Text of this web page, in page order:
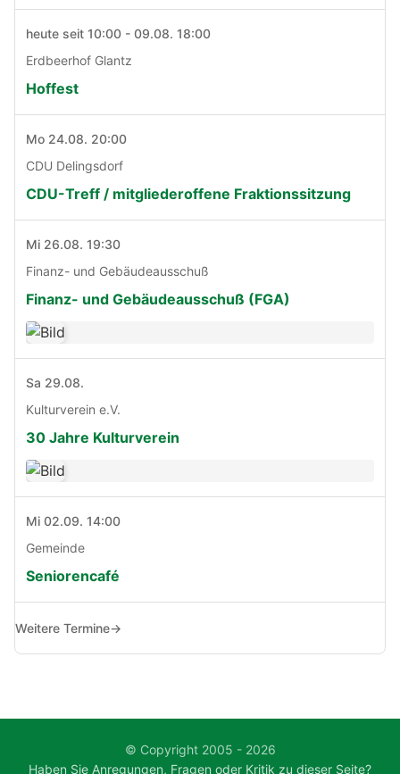
heute seit 10:00 - 09.08. 18:00
Erdbeerhof Glantz
Hoffest
Mo 24.08. 20:00
CDU Delingsdorf
CDU-Treff / mitgliederoffene Fraktionssitzung
Mi 26.08. 19:30
Finanz- und Gebäudeausschuß
Finanz- und Gebäudeausschuß (FGA)
Sa 29.08.
Kulturverein e.V.
30 Jahre Kulturverein
Mi 02.09. 14:00
Gemeinde
Seniorencafé
Weitere Termine→
© Copyright 2005 - 2026
Haben Sie Anregungen, Fragen oder Kritik zu dieser Seite?